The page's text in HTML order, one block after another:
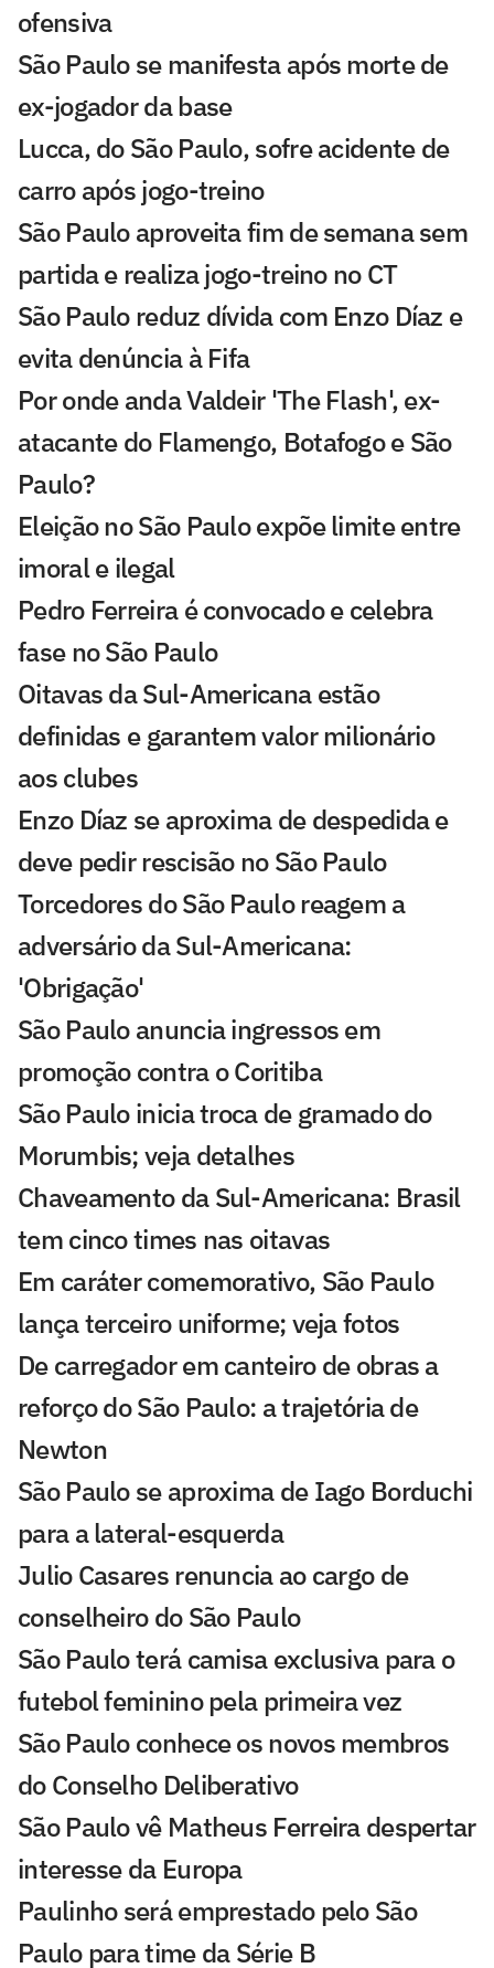
ofensiva
São Paulo se manifesta após morte de
ex-jogador da base
Lucca, do São Paulo, sofre acidente de
carro após jogo-treino
São Paulo aproveita fim de semana sem
partida e realiza jogo-treino no CT
São Paulo reduz dívida com Enzo Díaz e
evita denúncia à Fifa
Por onde anda Valdeir 'The Flash', ex-
atacante do Flamengo, Botafogo e São
Paulo?
Eleição no São Paulo expõe limite entre
imoral e ilegal
Pedro Ferreira é convocado e celebra
fase no São Paulo
Oitavas da Sul-Americana estão
definidas e garantem valor milionário
aos clubes
Enzo Díaz se aproxima de despedida e
deve pedir rescisão no São Paulo
Torcedores do São Paulo reagem a
adversário da Sul-Americana:
'Obrigação'
São Paulo anuncia ingressos em
promoção contra o Coritiba
São Paulo inicia troca de gramado do
Morumbis; veja detalhes
Chaveamento da Sul-Americana: Brasil
tem cinco times nas oitavas
Em caráter comemorativo, São Paulo
lança terceiro uniforme; veja fotos
De carregador em canteiro de obras a
reforço do São Paulo: a trajetória de
Newton
São Paulo se aproxima de Iago Borduchi
para a lateral-esquerda
Julio Casares renuncia ao cargo de
conselheiro do São Paulo
São Paulo terá camisa exclusiva para o
futebol feminino pela primeira vez
São Paulo conhece os novos membros
do Conselho Deliberativo
São Paulo vê Matheus Ferreira despertar
interesse da Europa
Paulinho será emprestado pelo São
Paulo para time da Série B